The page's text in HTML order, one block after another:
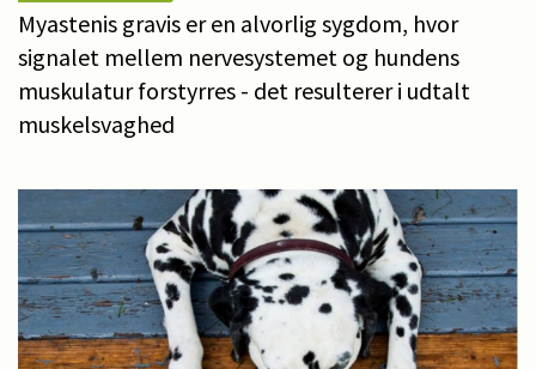
Myastenis gravis er en alvorlig sygdom, hvor
signalet mellem nervesystemet og hundens
muskulatur forstyrres - det resulterer i udtalt
muskelsvaghed